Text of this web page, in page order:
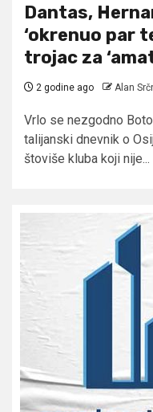
Dantas,
‘okrenuo par
trojac za
2 godine ago Alan
Vrlo se nezgodno
talijanski dnevnik o
štoviše kluba koji nije...